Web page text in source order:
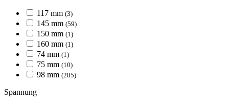
117 mm (3)
145 mm (59)
150 mm (1)
160 mm (1)
74 mm (1)
75 mm (10)
98 mm (285)
Spannung